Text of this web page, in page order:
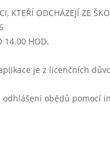
3. 1. 2005 (11:00 -
KTEŘÍ ODCHÁZEJÍ ZE
14.00 HOD.
je z licenčních
odhlášení obědů pomocí